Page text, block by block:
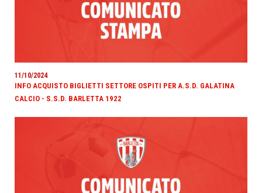
11/10/2024
INFO ACQUISTO BIGLIETTI SETTORE OSPITI PER A.S.D. GALATINA
CALCIO - S.S.D. BARLETTA 1922